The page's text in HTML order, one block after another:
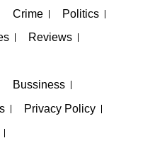
Crime Politics
Reviews
Bussiness
Privacy Policy